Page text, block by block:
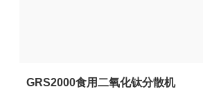
GRS2000食用二氧化钛分散机